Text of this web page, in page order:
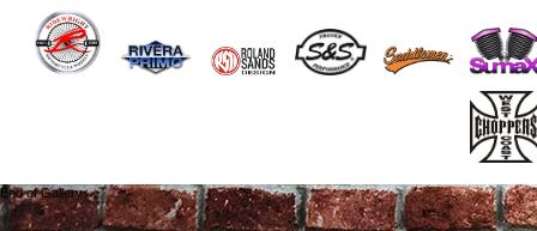
End of Gallery